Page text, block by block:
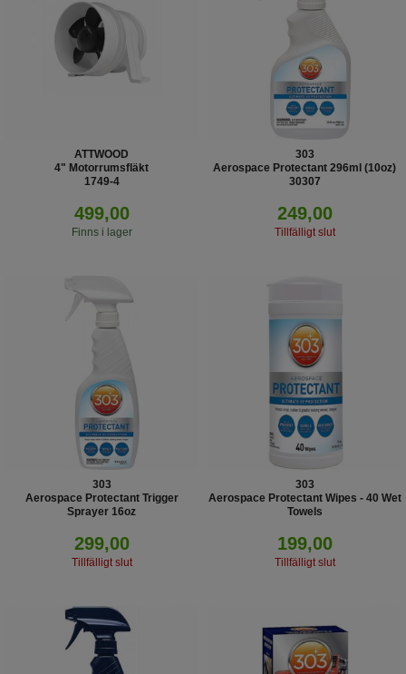
ATTWOOD
4" Motorrumsfläkt
1749-4
499,00
Finns i lager
303
Aerospace Protectant 296ml (10oz)
30307
249,00
Tillfälligt slut
303
Aerospace Protectant Trigger
Sprayer 16oz
299,00
Tillfälligt slut
303
Aerospace Protectant Wipes - 40 Wet
Towels
199,00
Tillfälligt slut